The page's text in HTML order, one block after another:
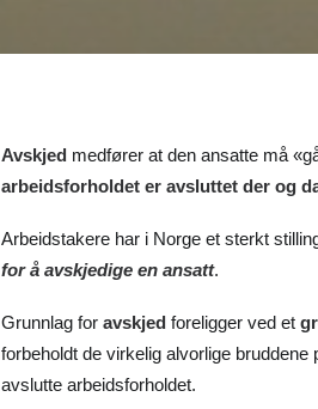
Avskjed medfører at den ansatte må
arbeidsforholdet er avsluttet der og
Arbeidstakere har i Norge et sterkt
for å avskjedige en ansatt.
Grunnlag for avskjed foreligger ved et
forbeholdt de virkelig alvorlige
avslutte arbeidsforholdet.